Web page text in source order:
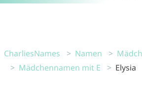
CharliesNames Namen
Mädchennamen mit E
Elysia